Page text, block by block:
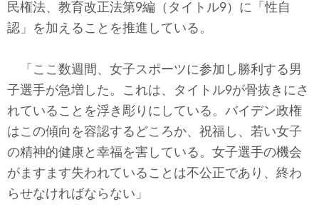
民権法、教育改正法第9編（タイトル9）に「性自
認」を加えることを推進している。
「ここ数週間、女子スポーツに参加し勝利する男
子選手が急増した。これは、タイトル9が骨抜きにさ
れていることを浮き彫りにしている。バイデン政権
はこの傾向を容認するどころか、祝福し、若い女子
の精神的健康と幸福を害している。女子選手の機会
がますます失われていることは不公正であり、終わ
らせなければならない」